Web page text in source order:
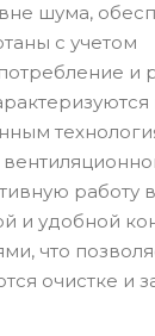
шума,
с учетом
и
работу
и удобной
что
очистке и